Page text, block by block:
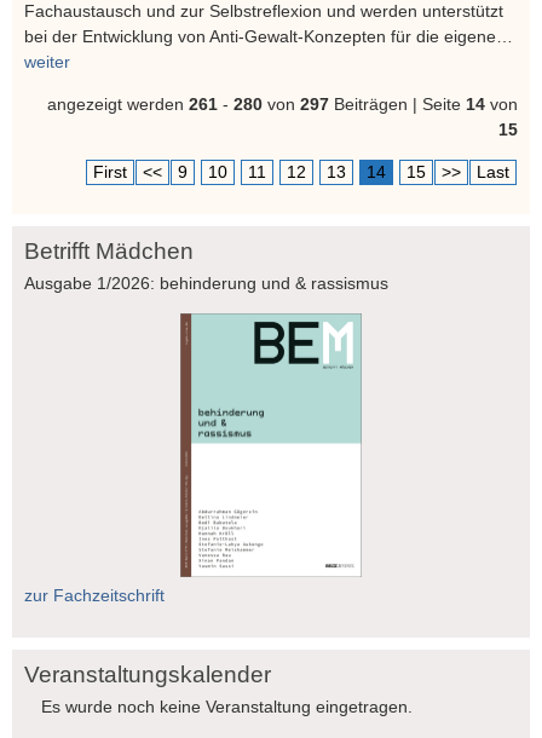
Fachaustausch und zur Selbstreflexion und werden unterstützt
bei der Entwicklung von Anti-Gewalt-Konzepten für die eigene…
weiter
angezeigt werden 261 - 280 von 297 Beiträgen | Seite 14 von
15
First << 9 10 11 12 13 14 15 >> Last
Betrifft Mädchen
Ausgabe 1/2026: behinderung und & rassismus
zur Fachzeitschrift
Veranstaltungskalender
Es wurde noch keine Veranstaltung eingetragen.